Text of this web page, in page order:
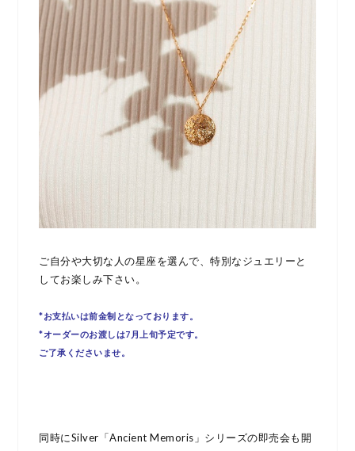
ご自分や大切な人の星座を選んで、特別なジュエリーと
してお楽しみ下さい。
*お支払いは前金制となっております。
*オーダーのお渡しは7月上旬予定です。
ご了承くださいませ。
同時にSilver「Ancient Memoris」シリーズの即売会も開